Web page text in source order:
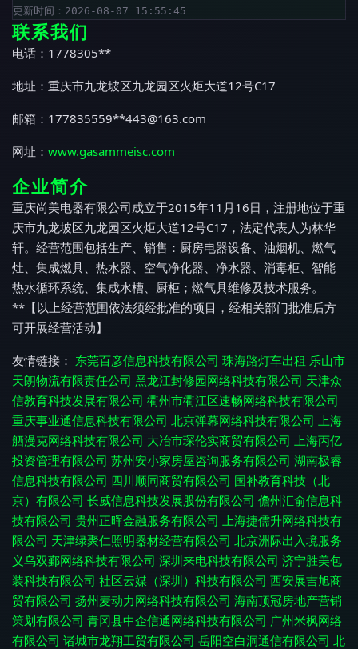
更新时间：2026-08-07 15:55:45
联系我们
电话：1778305**
地址：重庆市九龙坡区九龙园区火炬大道12号C17
邮箱：177835559**443@163.com
网址： www.gasammeisc.com
企业简介
重庆尚美电器有限公司成立于2015年11月16日，注册地位于重
庆市九龙坡区九龙园区火炬大道12号C17，法定代表人为林华
轩。经营范围包括生产、销售：厨房电器设备、油烟机、燃气
灶、集成燃具、热水器、空气净化器、净水器、消毒柜、智能
热水循环系统、集成水槽、厨柜；燃气具维修及技术服务。
**【以上经营范围依法须经批准的项目，经相关部门批准后方
可开展经营活动】
友情链接： 东莞百彦信息科技有限公司 珠海路灯车出租 乐山市
天朗物流有限责任公司 黑龙江封修园网络科技有限公司 天津众
信教育科技发展有限公司 衢州市衢江区速畅网络科技有限公司
重庆事业通信息科技有限公司 北京弹幕网络科技有限公司 上海
舾漫克网络科技有限公司 大冶市琛伦实商贸有限公司 上海丙亿
投资管理有限公司 苏州安小家房屋咨询服务有限公司 湖南极睿
信息科技有限公司 四川顺同商贸有限公司 国补教育科技（北
京）有限公司 长威信息科技发展股份有限公司 儋州汇俞信息科
技有限公司 贵州正晖金融服务有限公司 上海捷儒升网络科技有
限公司 天津绿聚仁照明器材经营有限公司 北京洲际出入境服务
义乌双鄞网络科技有限公司 深圳来电科技有限公司 济宁胜美包
装科技有限公司 社区云媒（深圳）科技有限公司 西安展吉旭商
贸有限公司 扬州麦动力网络科技有限公司 海南顶冠房地产营销
策划有限公司 青冈县中企信通网络科技有限公司 广州米枫网络
有限公司 诸城市龙翔工贸有限公司 岳阳空白洞通信有限公司 北